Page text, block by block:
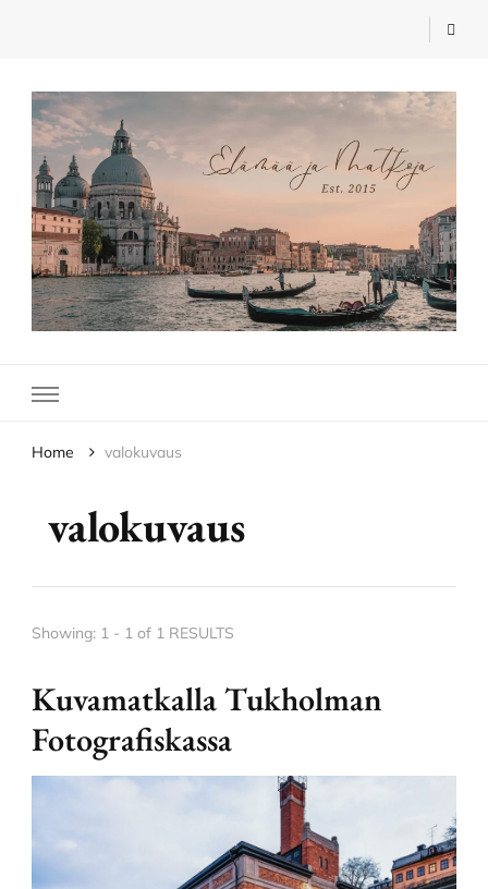
Elämää ja Matkoja
Home valokuvaus
valokuvaus
Showing: 1 - 1 of 1 RESULTS
Kuvamatkalla Tukholman
Fotografiskassa